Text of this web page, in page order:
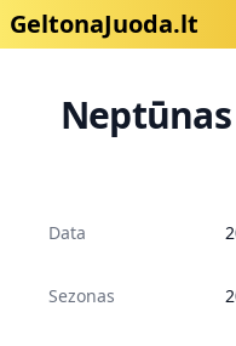
GeltonaJuoda.lt
Data
Sezonas